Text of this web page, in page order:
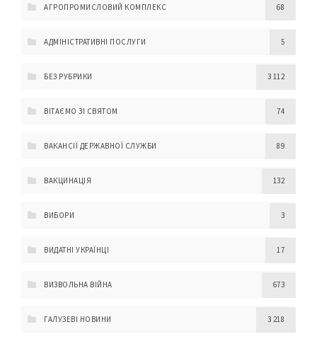
АГРОПРОМИСЛОВИЙ КОМПЛЕКС 68
АДМІНІСТРАТИВНІ ПОСЛУГИ 5
БЕЗ РУБРИКИ 3 112
ВІТАЄМО ЗІ СВЯТОМ 74
ВАКАНСІЇ ДЕРЖАВНОЇ СЛУЖБИ 89
ВАКЦИНАЦІЯ 132
ВИБОРИ 3
ВИДАТНІ УКРАЇНЦІ 17
ВИЗВОЛЬНА ВІЙНА 673
ГАЛУЗЕВІ НОВИНИ 3 218